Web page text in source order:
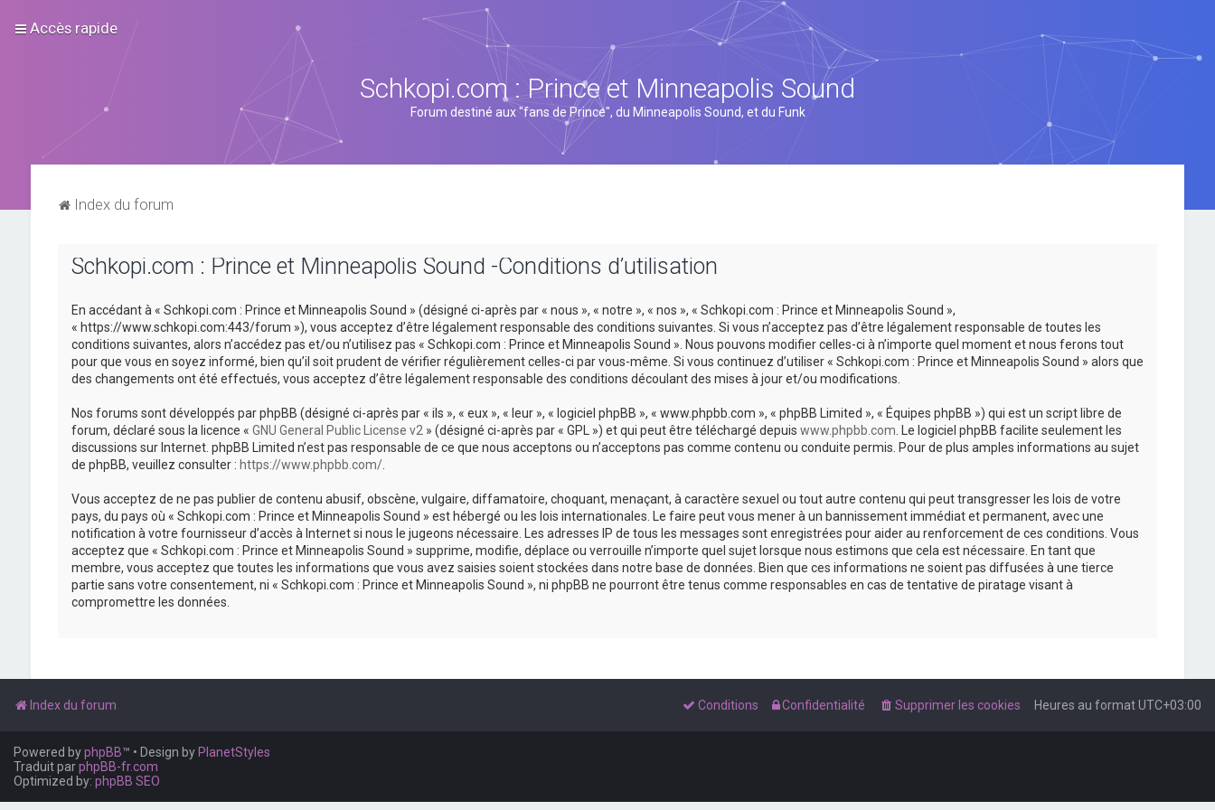
Accès rapide
Schkopi.com : Prince et Minneapolis Sound
Forum destiné aux "fans de Prince", du Minneapolis Sound, et du Funk
Index du forum
Schkopi.com : Prince et Minneapolis Sound -Conditions d’utilisation
En accédant à « Schkopi.com : Prince et Minneapolis Sound » (désigné ci-après par « nous », « notre », « nos », « Schkopi.com : Prince et Minneapolis Sound »,
« https://www.schkopi.com:443/forum »), vous acceptez d’être légalement responsable des conditions suivantes. Si vous n’acceptez pas d’être légalement responsable de toutes les
conditions suivantes, alors n’accédez pas et/ou n’utilisez pas « Schkopi.com : Prince et Minneapolis Sound ». Nous pouvons modifier celles-ci à n’importe quel moment et nous ferons tout
pour que vous en soyez informé, bien qu’il soit prudent de vérifier régulièrement celles-ci par vous-même. Si vous continuez d’utiliser « Schkopi.com : Prince et Minneapolis Sound » alors que
des changements ont été effectués, vous acceptez d’être légalement responsable des conditions découlant des mises à jour et/ou modifications.
Nos forums sont développés par phpBB (désigné ci-après par « ils », « eux », « leur », « logiciel phpBB », « www.phpbb.com », « phpBB Limited », « Équipes phpBB ») qui est un script libre de
forum, déclaré sous la licence « GNU General Public License v2 » (désigné ci-après par « GPL ») et qui peut être téléchargé depuis www.phpbb.com . Le logiciel phpBB facilite seulement les
discussions sur Internet. phpBB Limited n’est pas responsable de ce que nous acceptons ou n’acceptons pas comme contenu ou conduite permis. Pour de plus amples informations au sujet
de phpBB, veuillez consulter : https://www.phpbb.com/.
Vous acceptez de ne pas publier de contenu abusif, obscène, vulgaire, diffamatoire, choquant, menaçant, à caractère sexuel ou tout autre contenu qui peut transgresser les lois de votre
pays, du pays où « Schkopi.com : Prince et Minneapolis Sound » est hébergé ou les lois internationales. Le faire peut vous mener à un bannissement immédiat et permanent, avec une
notification à votre fournisseur d’accès à Internet si nous le jugeons nécessaire. Les adresses IP de tous les messages sont enregistrées pour aider au renforcement de ces conditions. Vous
acceptez que « Schkopi.com : Prince et Minneapolis Sound » supprime, modifie, déplace ou verrouille n’importe quel sujet lorsque nous estimons que cela est nécessaire. En tant que
membre, vous acceptez que toutes les informations que vous avez saisies soient stockées dans notre base de données. Bien que ces informations ne soient pas diffusées à une tierce
partie sans votre consentement, ni « Schkopi.com : Prince et Minneapolis Sound », ni phpBB ne pourront être tenus comme responsables en cas de tentative de piratage visant à
compromettre les données.
Index du forum Heures au formatUTC+03:00
Supprimer les cookies
Confidentialité
Conditions
Powered byphpBB™ • Design by PlanetStyles
Traduit parphpBB-fr.com
Optimized by: phpBB SEO